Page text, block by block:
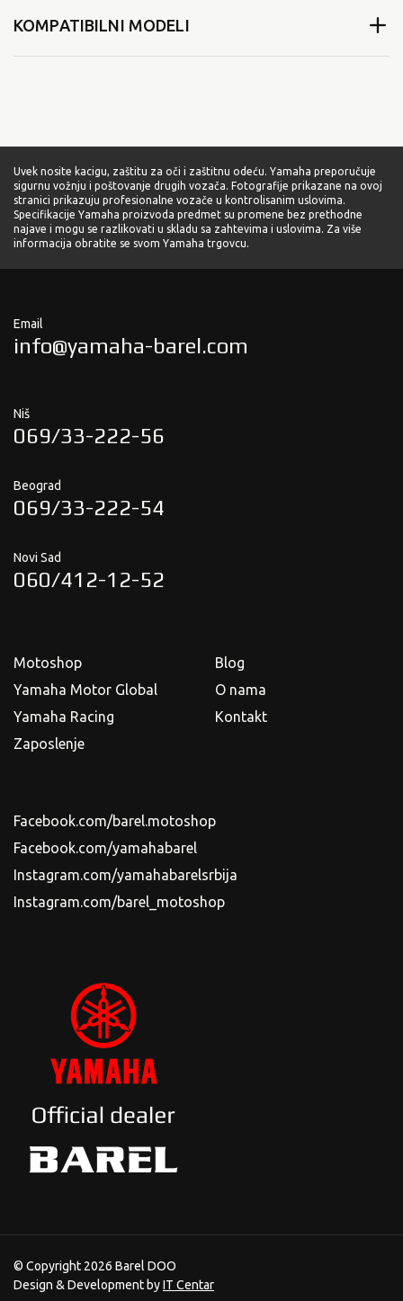
KOMPATIBILNI MODELI
Uvek nosite kacigu, zaštitu za oči i zaštitnu odeću. Yamaha preporučuje
sigurnu vožnju i poštovanje drugih vozača. Fotografije prikazane na ovoj
stranici prikazuju profesionalne vozače u kontrolisanim uslovima.
Specifikacije Yamaha proizvoda predmet su promene bez prethodne
najave i mogu se razlikovati u skladu sa zahtevima i uslovima. Za više
informacija obratite se svom Yamaha trgovcu.
Email
info@yamaha-barel.com
Niš
069/33-222-56
Beograd
069/33-222-54
Novi Sad
060/412-12-52
Motoshop
Yamaha Motor Global
Yamaha Racing
Zaposlenje
Blog
O nama
Kontakt
Facebook.com/barel.motoshop
Facebook.com/yamahabarel
Instagram.com/yamahabarelsrbija
Instagram.com/barel_motoshop
© Copyright 2026 Barel DOO
Design & Development byIT Centar